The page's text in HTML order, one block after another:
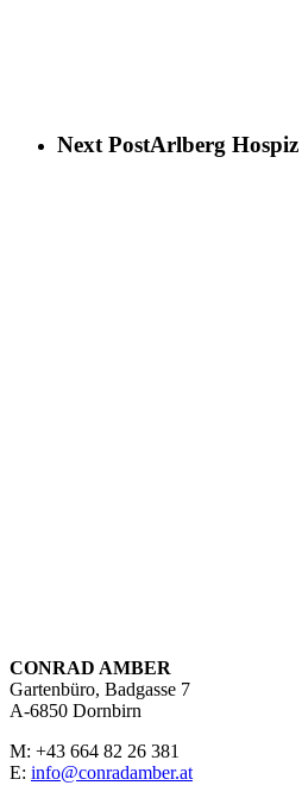
Next PostArlberg
CONRAD AMBER
Gartenbüro, Badgasse 7
A-6850 Dornbirn
M: +43 664 82 26 381
E: info@conradamber.at